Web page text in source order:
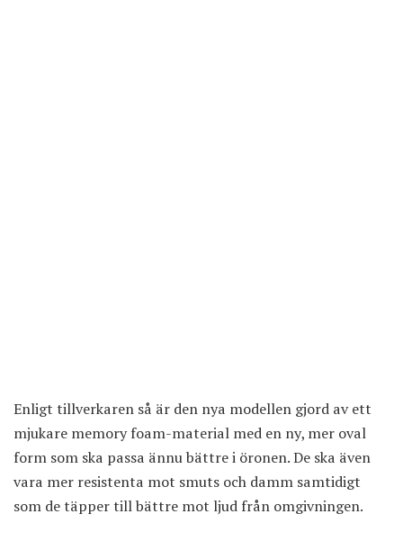
Enligt tillverkaren så är den nya modellen gjord av ett
mjukare memory foam-material med en ny, mer oval
form som ska passa ännu bättre i öronen. De ska även
vara mer resistenta mot smuts och damm samtidigt
som de täpper till bättre mot ljud från omgivningen.